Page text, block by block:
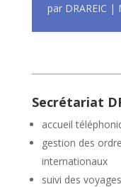
par DRAREIC |
Secrétariat
accueil
gestion des
internationaux
suivi des